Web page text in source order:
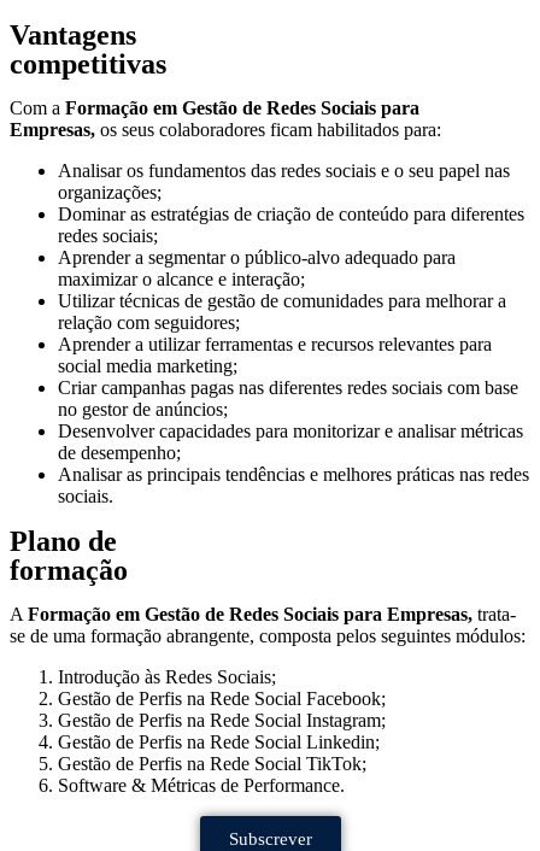
Vantagens
competitivas
Com a Formação em Gestão de Redes Sociais para
Empresas, os seus colaboradores ficam habilitados para:
Analisar os fundamentos das redes sociais e o seu papel nas
organizações;
Dominar as estratégias de criação de conteúdo para diferentes
redes sociais;
Aprender a segmentar o público-alvo adequado para
maximizar o alcance e interação;
Utilizar técnicas de gestão de comunidades para melhorar a
relação com seguidores;
Aprender a utilizar ferramentas e recursos relevantes para
social media marketing;
Criar campanhas pagas nas diferentes redes sociais com base
no gestor de anúncios;
Desenvolver capacidades para monitorizar e analisar métricas
de desempenho;
Analisar as principais tendências e melhores práticas nas redes
sociais.
Plano de
formação
A Formação em Gestão de Redes Sociais para Empresas, trata-
se de uma formação abrangente, composta pelos seguintes módulos:
Introdução às Redes Sociais;
Gestão de Perfis na Rede Social Facebook;
Gestão de Perfis na Rede Social Instagram;
Gestão de Perfis na Rede Social Linkedin;
Gestão de Perfis na Rede Social TikTok;
Software & Métricas de Performance.
Subscrever